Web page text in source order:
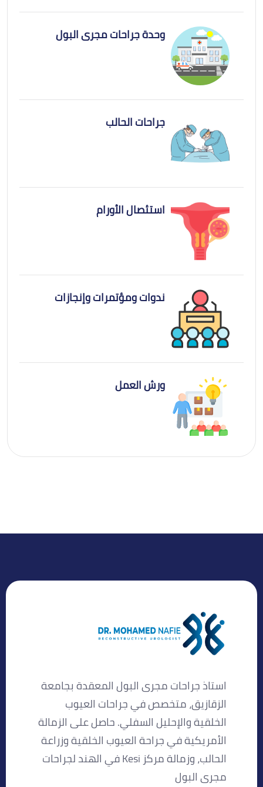
وحدة جراحات مجرى البول
جراحات الحالب
استئصال الأورام
ندوات ومؤتمرات وإنجازات
ورش العمل
استاذ جراحات مجرى البول المعقدة بجامعة
الزقازيق، متخصص في جراحات العيوب
الخلقية والإحليل السفلي. حاصل على الزمالة
الأمريكية في جراحة العيوب الخلقية وزراعة
الحالب، وزمالة مركز Kesi في الهند لجراحات
مجرى البول